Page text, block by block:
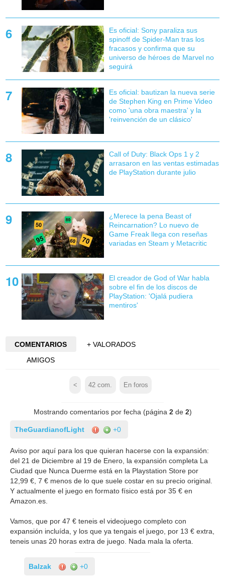
Es oficial: Sony paraliza sus
spinoff de Spider-Man tras los
fracasos y confirma que su
universo de héroes de Marvel no
seguirá
Es oficial: bautizan la nueva serie
de Stephen King en Prime Video
como 'una obra maestra' y la
'reinvención de un clásico'
Call of Duty: Black Ops 1 y 2
arrasaron en las ventas estimadas
de PlayStation durante julio
¿Merece la pena Beast of
Reincarnation? Lo nuevo de
Game Freak llega con reseñas
variadas en Steam y Metacritic
El creador de God of War habla
sobre el fin de los discos de
PlayStation: 'Ojalá pudiera
mentiros'
COMENTARIOS
+ VALORADOS
AMIGOS
< 42 com. En foros
Mostrando comentarios por fecha (página 2de 2)
TheGuardianofLight +0
Aviso por aquí para los que quieran hacerse con la expansión:
del 21 de Diciembre al 19 de Enero, la expansión completa La
Ciudad que Nunca Duerme está en la Playstation Store por
12,99 €, 7 € menos de lo que suele costar en su precio original.
Y actualmente el juego en formato físico está por 35 € en
Amazon.es.
Vamos, que por 47 € teneis el videojuego completo con
expansión incluída, y los que ya tengais el juego, por 13 € extra,
teneis unas 20 horas extra de juego. Nada mala la oferta.
Balzak +0